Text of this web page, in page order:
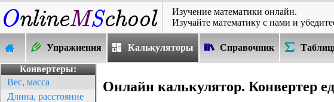
Изучение математики онлайн.
Изучайте математику с нами и
Упражнения Калькуляторы Справочник
Конвертеры:
Вес, масса
Длина, расстояние
Онлайн калькулятор. Конвертер